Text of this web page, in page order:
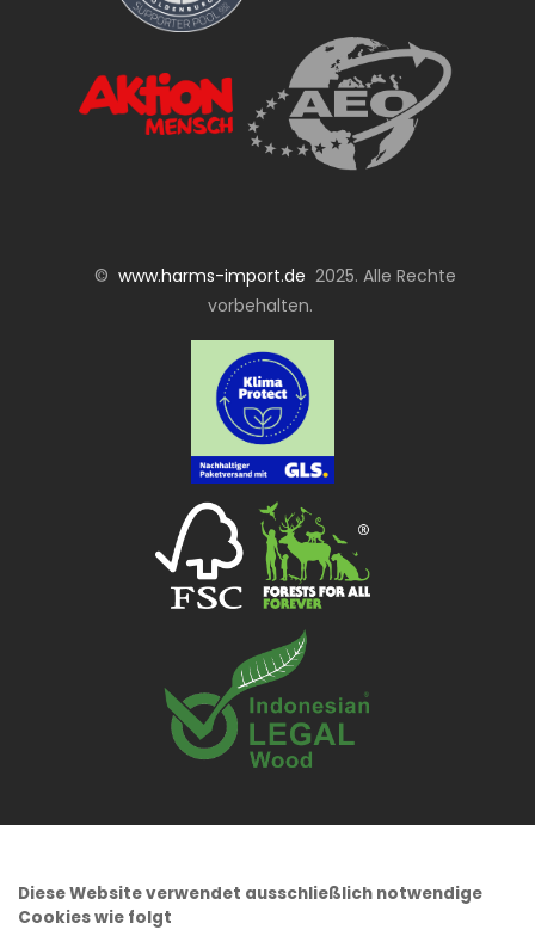
© www.harms-import.de 2025. Alle Rechte
vorbehalten.
Diese Website verwendet ausschließlich notwendige
Cookies wie folgt